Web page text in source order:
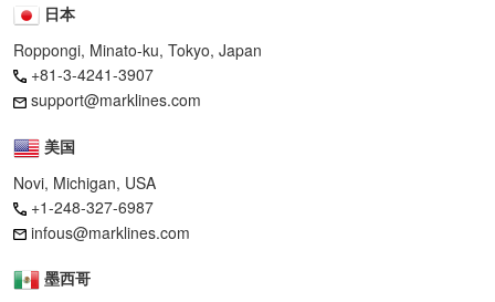
日本
Roppongi, Minato-ku, Tokyo, Japan
+81-3-4241-3907
support@marklines.com
美国
Novi, Michigan, USA
+1-248-327-6987
infous@marklines.com
墨西哥